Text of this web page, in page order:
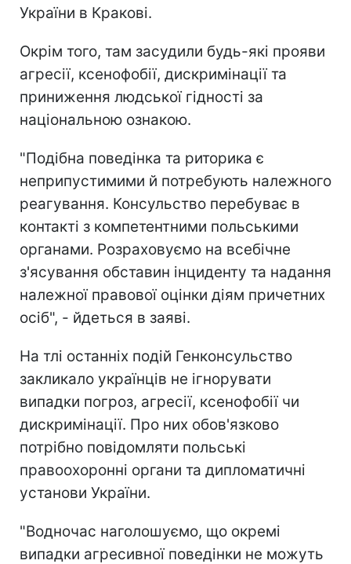
України в Кракові.
Окрім того, там засудили будь-які прояви
агресії, ксенофобії, дискримінації та
приниження людської гідності за
національною ознакою.
"Подібна поведінка та риторика є
неприпустимими й потребують належного
реагування. Консульство перебуває в
контакті з компетентними польськими
органами. Розраховуємо на всебічне
з'ясування обставин інциденту та надання
належної правової оцінки діям причетних
осіб", - йдеться в заяві.
На тлі останніх подій Генконсульство
закликало українців не ігнорувати
випадки погроз, агресії, ксенофобії чи
дискримінації. Про них обов'язково
потрібно повідомляти польські
правоохоронні органи та дипломатичні
установи України.
"Водночас наголошуємо, що окремі
випадки агресивної поведінки не можуть